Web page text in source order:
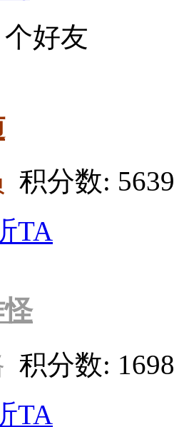
个好友
积分数: 5639
TA
积分数: 1698
TA